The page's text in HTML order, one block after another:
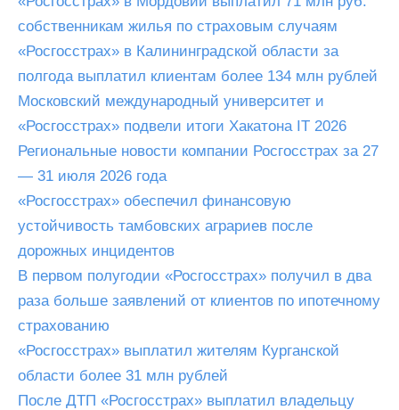
собственникам жилья по страховым случаям
«Росгосстрах» в Калининградской области за
полгода выплатил клиентам более 134 млн рублей
Московский международный университет и
«Росгосстрах» подвели итоги Хакатона IT 2026
Региональные новости компании Росгосстрах за 27
— 31 июля 2026 года
«Росгосстрах» обеспечил финансовую
устойчивость тамбовских аграриев после
дорожных инцидентов
В первом полугодии «Росгосстрах» получил в два
раза больше заявлений от клиентов по ипотечному
страхованию
«Росгосстрах» выплатил жителям Курганской
области более 31 млн рублей
После ДТП «Росгосстрах» выплатил владельцу